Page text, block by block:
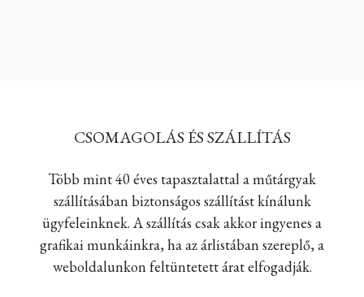
CSOMAGOLÁS ÉS SZÁLLÍTÁS
Több mint 40 éves tapasztalattal a műtárgyak
szállításában biztonságos szállítást kínálunk
ügyfeleinknek. A szállítás csak akkor ingyenes a
grafikai munkáinkra, ha az árlistában szereplő, a
weboldalunkon feltüntetett árat elfogadják.